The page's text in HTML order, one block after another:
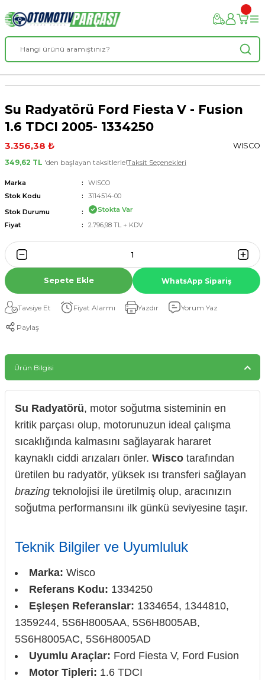
Su Radyatörü Ford Fiesta V - Fusion
1.6 TDCI 2005- 1334250
3.356,38 ₺
WISCO
349,62 TL 'den başlayan taksitlerle!Taksit Seçenekleri
Marka
WISCO
Stok Kodu
3114514-00
Stok Durumu
Stokta Var
Fiyat
2.796,98 TL + KDV
Sepete Ekle WhatsApp Sipariş
Tavsiye Et Fiyat Alarmı Yazdır Yorum Yaz
Paylaş
Ürün Bilgisi
Su Radyatörü, motor soğutma sisteminin en
kritik parçası olup, motorunuzun ideal çalışma
sıcaklığında kalmasını sağlayarak hararet
kaynaklı ciddi arızaları önler. Wisco tarafından
üretilen bu radyatör, yüksek ısı transferi sağlayan
brazing teknolojisi ile üretilmiş olup, aracınızın
soğutma performansını ilk günkü seviyesine taşır.
Teknik Bilgiler ve Uyumluluk
Marka: Wisco
Referans Kodu: 1334250
Eşleşen Referanslar: 1334654, 1344810,
1359244, 5S6H8005AA, 5S6H8005AB,
5S6H8005AC, 5S6H8005AD
Uyumlu Araçlar: Ford Fiesta V, Ford Fusion
Motor Tipleri: 1.6 TDCI